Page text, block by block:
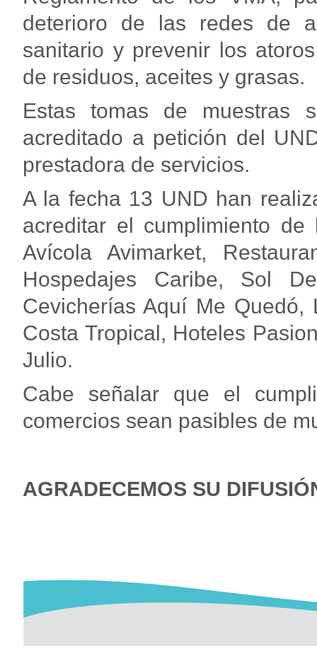
deterioro de las redes de
sanitario y prevenir los
de residuos, aceites y grasas.
Estas tomas de muestras
acreditado a petición del
prestadora de servicios.
A la fecha 13 UND han
acreditar el cumplimiento
Avícola Avimarket,
Hospedajes Caribe, Sol
Cevicherías Aquí Me
Costa Tropical, Hoteles
Julio.
Cabe señalar que el
comercios sean pasibles de
AGRADECEMOS SU